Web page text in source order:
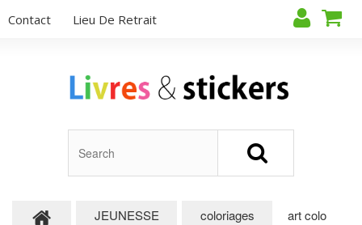
Contact Lieu De Retrait
JEUNESSE coloriages
art colo